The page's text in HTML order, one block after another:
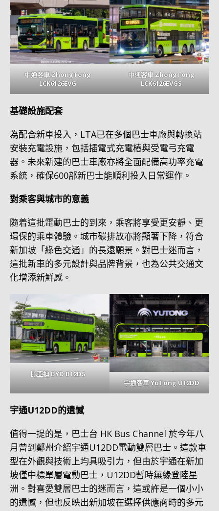
中通客車 ZhongTong
LCK6126EVG
中通客車 ZhongTong
LCK6126EVGS
基礎設施配套
為配合新車投入，LTA已在多個巴士車廠與轉換站
安裝充電設施，包括插電式充電樁與受電弓充電
器。未來新建的巴士車廠亦將全面配備高功率充電
系統，確保600部新巴士能順利投入日常運作。
對乘客與城市的意義
隨着這批電動巴士的到來，乘客將享受更安靜、更
環保的乘車體驗。城市碳排放亦將顯著下降，符合
新加坡「綠色交通」的長遠願景。對巴士迷而言，
這批新車的多元設計與品牌背景，也為公共交通文
化增添新鮮感。
比亞迪 BYD B12DS
宇通客車 YuTong U12DD
宇通U12DD的遺憾
值得一提的是，巴士台 HK Bus Channel 於今年八
月曾到鄭州介紹宇通U12DD電動雙層巴士。這款車
型在外觀與技術上均具吸引力，但由於宇通在新加
坡僅中標單層電動巴士，U12DD暫時無緣登陸星
洲。對喜愛雙層巴士的迷而言，這或許是一個小小
的遺憾，但也反映出新加坡在選擇供應商時的多元